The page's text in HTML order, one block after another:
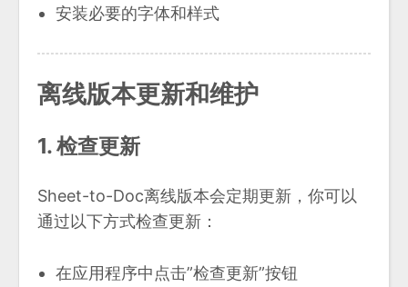
安装必要的字体和样式
离线版本更新和维护
1. 检查更新
Sheet-to-Doc离线版本会定期更新，你可以
通过以下方式检查更新：
在应用程序中点击”检查更新”按钮